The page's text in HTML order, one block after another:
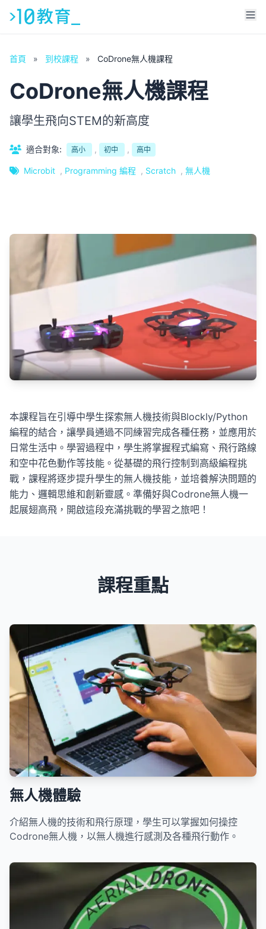
首頁 » 到校課程 » CoDrone無人機課程
CoDrone無人機課程
讓學生飛向STEM的新高度
適合對象: 高小 , 初中 , 高中
Microbit , Programming 編程 , Scratch , 無人機
本課程旨在引導中學生探索無人機技術與Blockly/Python
編程的結合，讓學員通過不同練習完成各種任務，並應用於
日常生活中。學習過程中，學生將掌握程式編寫、飛行路線
和空中花色動作等技能。從基礎的飛行控制到高級編程挑
戰，課程將逐步提升學生的無人機技能，並培養解決問題的
能力、邏輯思維和創新靈感。準備好與Codrone無人機一
起展翅高飛，開啟這段充滿挑戰的學習之旅吧！
課程重點
無人機體驗
介紹無人機的技術和飛行原理，學生可以掌握如何操控
Codrone無人機，以無人機進行感測及各種飛行動作。